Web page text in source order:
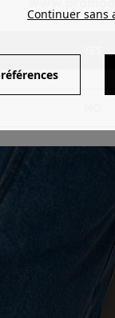
Continuer sans